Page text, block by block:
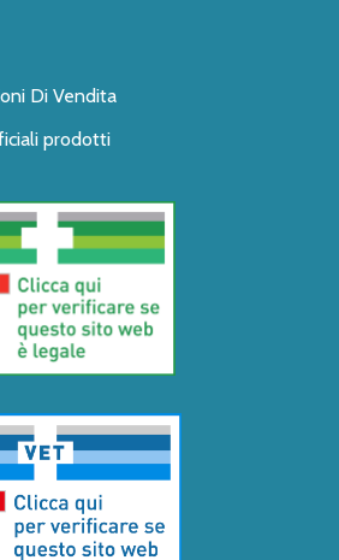
Di Vendita
prodotti